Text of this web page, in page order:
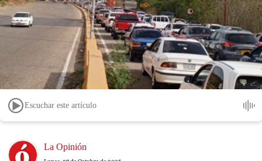
Escuchar este artículo
Image La Opinión